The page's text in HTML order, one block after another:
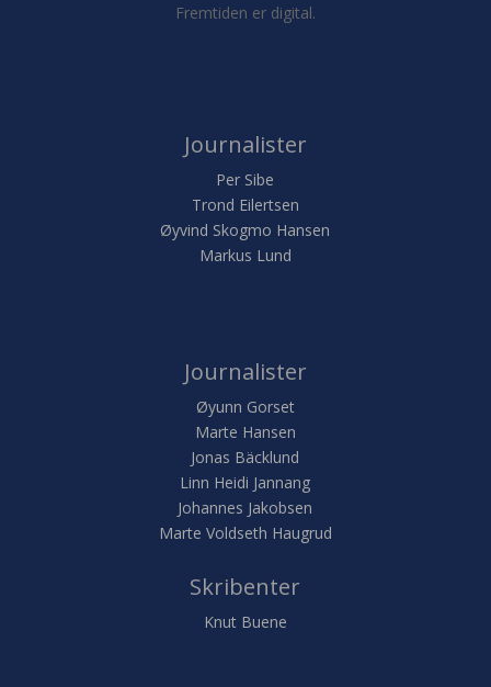
Fremtiden er digital.
Journalister
Per Sibe
Trond Eilertsen
Øyvind Skogmo Hansen
Markus Lund
Journalister
Øyunn Gorset
Marte Hansen
Jonas Bäcklund
Linn Heidi Jannang
Johannes Jakobsen
Marte Voldseth Haugrud
Skribenter
Knut Buene